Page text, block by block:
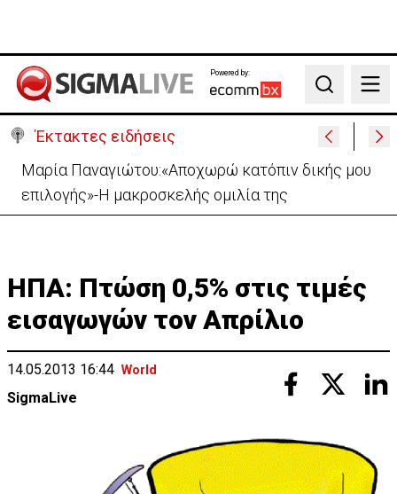
Powered by:
Search
Έκτακτες ειδήσεις
Χειροπέδες σε 37χρονο-Παρίστανε τον εισαγωγέα
αυτοκινήτων και άρπαξε €827,400
ΗΠΑ: Πτώση 0,5% στις τιμές
εισαγωγών τον Απρίλιο
14.05.2013 16:44 World
SigmaLive